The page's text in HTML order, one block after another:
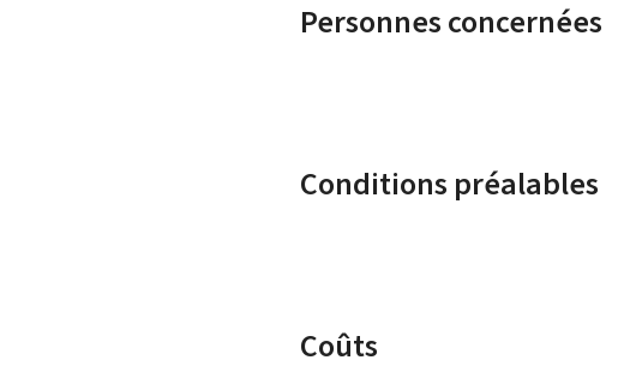
Personnes concernées
Conditions préalables
Coûts